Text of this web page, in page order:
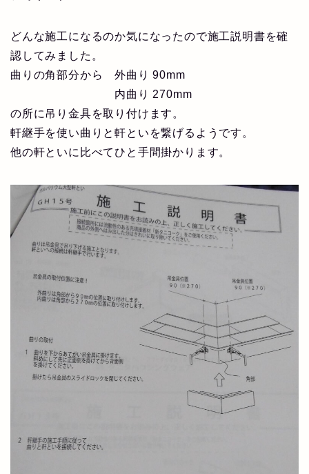
どんな施工になるのか気になったので施工説明書を確
認してみました。
曲りの角部分から 外曲り 90mm
内曲り 270mm
の所に吊り金具を取り付けます。
軒継手を使い曲りと軒といを繋げるようです。
他の軒といに比べてひと手間掛かります。